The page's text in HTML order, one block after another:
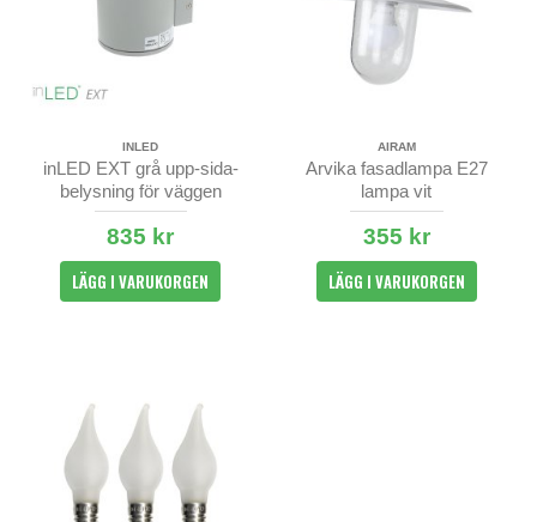
INLED
inLED EXT grå upp-sida-
belysning för väggen
835 kr
LÄGG I VARUKORGEN
AIRAM
Arvika fasadlampa E27
lampa vit
355 kr
LÄGG I VARUKORGEN